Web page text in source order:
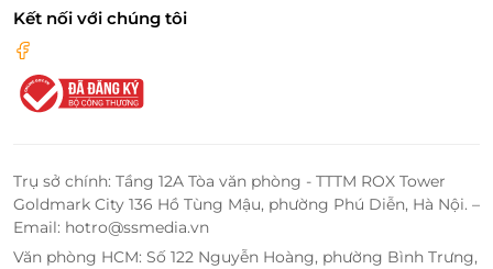
Wi-Fi miễn phíkhắp toàn bộ khuôn viên
Tất cả được thiết kế nhằm mang đến kỳ nghỉ trọn
vẹn cho bạn và gia đình.
Kết nối với chúng tôi
Trụ sở chính: Tầng 12A Tòa văn phòng - TTTM ROX Tower
Goldmark City 136 Hồ Tùng Mậu, phường Phú Diễn, Hà Nội. –
Email: hotro@ssmedia.vn
Văn phòng HCM: Số 122 Nguyễn Hoàng, phường Bình Trưng,